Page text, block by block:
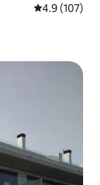
Calificación
4.9 (107)